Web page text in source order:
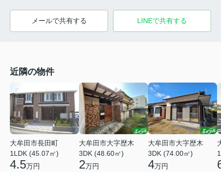
メールで共有する LINEで共有する
近隣の物件
大牟田市長田町
1LDK (45.07㎡)
4.5万円
大牟田市大字歴木
3DK (48.60㎡)
2万円
大牟田市大字歴木
3DK (74.00㎡)
4万円